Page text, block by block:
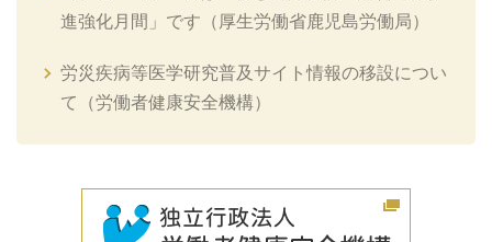
進強化月間」です（厚生労働省鹿児島労働局）
労災疾病等医学研究普及サイト情報の移設につい
て（労働者健康安全機構）